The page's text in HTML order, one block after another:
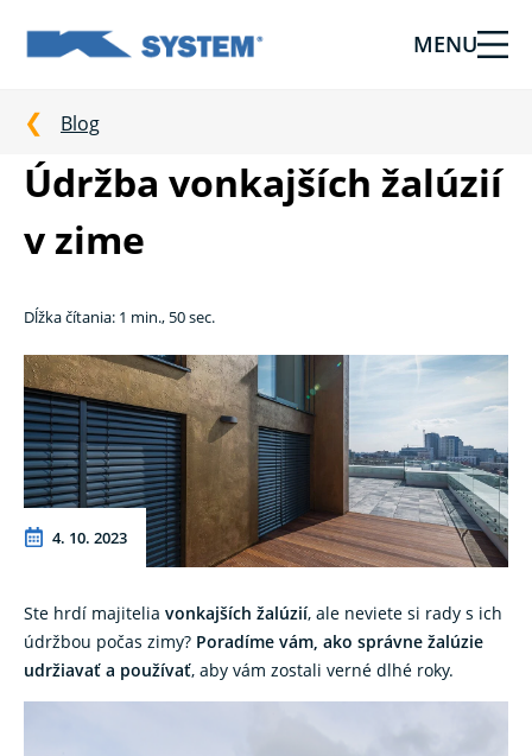
Tieniaca
pre
vašu
domácnosť
od
Ksystem
MENU
Blog
Údržba vonkajších žalúzií
v zime
Dĺžka čítania: 1 min., 50 sec.
4. 10. 2023
Ste hrdí majitelia vonkajších žalúzií, ale neviete si rady s ich
údržbou počas zimy? Poradíme vám, ako správne žalúzie
udržiavať a používať, aby vám zostali verné dlhé roky.